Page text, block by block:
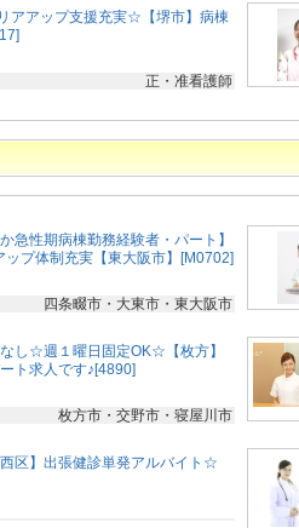
アアップ支援充実☆【堺市】病棟
正・准看護師
急性期病棟勤務経験者・パート】
プ体制充実【東大阪市】[M0702]
四条畷市・大東市・東大阪市
し☆週１曜日固定OK☆【枚方】
ト求人です♪[4890]
枚方市・交野市・寝屋川市
区】出張健診単発アルバイト☆